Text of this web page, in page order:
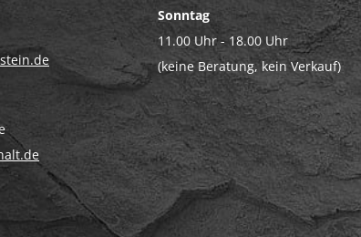
Sonntag
11.00 Uhr - 18.00 Uhr
(keine Beratung, kein Verkauf)